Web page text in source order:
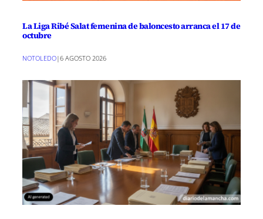
La Liga Ribé Salat femenina de baloncesto arranca el 17 de
octubre
NOTOLEDO|6 AGOSTO 2026